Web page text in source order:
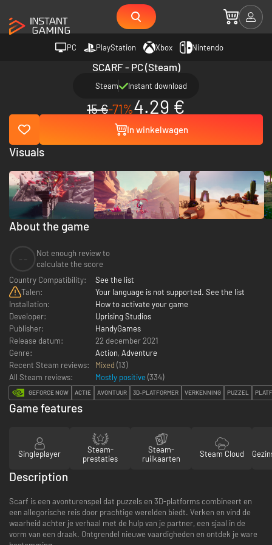
PC PlayStation Xbox Nintendo
SCARF - PC (Steam)
Steam Instant download
15 €-71%4.29 €
In winkelwagen
About the game
Not enough review to
calculate the score
Country Compatibility:
See the list
Talen:
Your language is not supported. See the list
Installation:
How to activate your game
Developer:
Uprising Studios
Publisher:
HandyGames
Release datum:
22 december 2021
Genre:
Action, Adventure
Recent Steam reviews:
Mixed (13)
All Steam reviews:
Mostly positive (334)
GEFORCE NOW ACTIE AVONTUUR 3D-PLATFORMER VERKENNING PUZZEL
Visuals
Game features
Singleplayer
Steam-
prestaties
Steam-
ruilkaarten
Steam Cloud
Description
Scarf is een avonturenspel dat puzzels en 3D-platforms combineert en
een allegorische reis door prachtige werelden biedt. Verken en vind de
waarheid achter je verhaal met de hulp van je partner, een sjaal in de
vorm van een draak. Ontgrendel nieuwe vaardigheden en ontdek je ware